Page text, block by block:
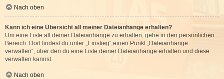
Nach oben
Kann ich eine Übersicht all meiner Dateianhänge erhalten?
Um eine Liste all deiner Dateianhänge zu erhalten, gehe in den persönlichen
Bereich. Dort findest du unter „Einstieg“ einen Punkt „Dateianhänge
verwalten“, über den du eine Liste deiner Dateianhänge erhalten und diese
verwalten kannst.
Nach oben